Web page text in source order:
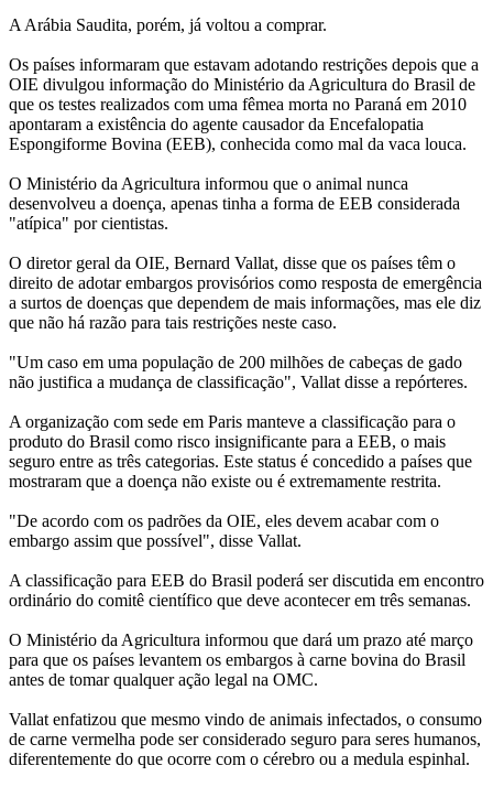
A Arábia Saudita, porém, já voltou a comprar.
Os países informaram que estavam adotando restrições depois que a
OIE divulgou informação do Ministério da Agricultura do Brasil de
que os testes realizados com uma fêmea morta no Paraná em 2010
apontaram a existência do agente causador da Encefalopatia
Espongiforme Bovina (EEB), conhecida como mal da vaca louca.
O Ministério da Agricultura informou que o animal nunca
desenvolveu a doença, apenas tinha a forma de EEB considerada
"atípica" por cientistas.
O diretor geral da OIE, Bernard Vallat, disse que os países têm o
direito de adotar embargos provisórios como resposta de emergência
a surtos de doenças que dependem de mais informações, mas ele diz
que não há razão para tais restrições neste caso.
"Um caso em uma população de 200 milhões de cabeças de gado
não justifica a mudança de classificação", Vallat disse a repórteres.
A organização com sede em Paris manteve a classificação para o
produto do Brasil como risco insignificante para a EEB, o mais
seguro entre as três categorias. Este status é concedido a países que
mostraram que a doença não existe ou é extremamente restrita.
"De acordo com os padrões da OIE, eles devem acabar com o
embargo assim que possível", disse Vallat.
A classificação para EEB do Brasil poderá ser discutida em encontro
ordinário do comitê científico que deve acontecer em três semanas.
O Ministério da Agricultura informou que dará um prazo até março
para que os países levantem os embargos à carne bovina do Brasil
antes de tomar qualquer ação legal na OMC.
Vallat enfatizou que mesmo vindo de animais infectados, o consumo
de carne vermelha pode ser considerado seguro para seres humanos,
diferentemente do que ocorre com o cérebro ou a medula espinhal.